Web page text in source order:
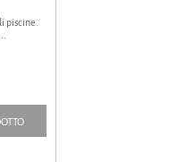
piscine.